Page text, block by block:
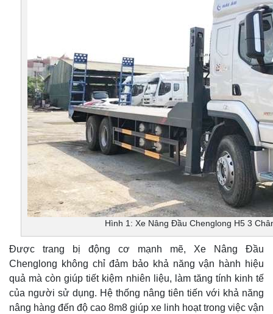
Hình 1: Xe Nâng Đầu Chenglong H5 3
Được trang bị động cơ mạnh mẽ, Xe Nâng Đầu
Chenglong không chỉ đảm bảo khả năng vận hành hiệu
quả mà còn giúp tiết kiệm nhiên liệu, làm tăng tính kinh tế
của người sử dụng. Hệ thống nâng tiên tiến với khả năng
nâng hàng đến độ cao 8m8 giúp xe linh hoạt trong việc vận